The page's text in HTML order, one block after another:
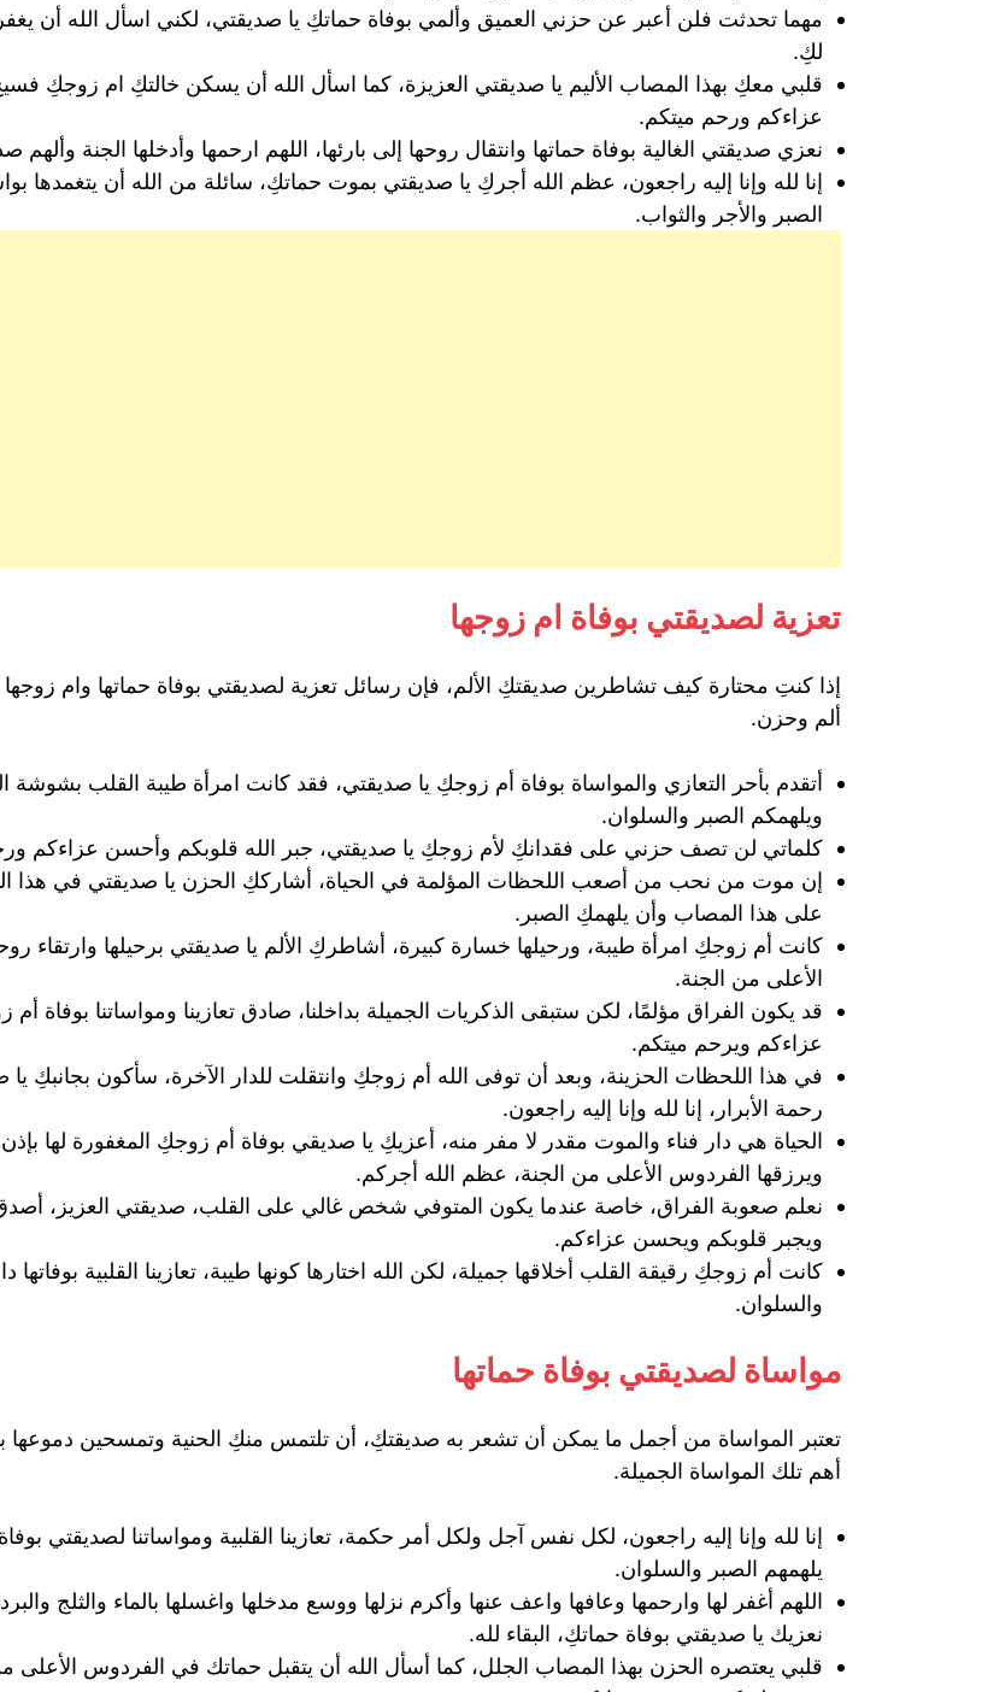
مهما تحدثت فلن أعبر عن حزني العميق وألمي بوفاة حماتكِ يا صديقتي، لكني اسأل الله أن
لكِ.
قلبي معكِ بهذا المصاب الأليم يا صديقتي العزيزة، كما اسأل الله أن يسكن خالتكِ ام زوجكِ
عزاءكم ورحم ميتكم.
نعزي صديقتي الغالية بوفاة حماتها وانتقال روحها إلى بارئها، اللهم ارحمها وأدخلها الجنة وألهم
إنا لله وإنا إليه راجعون، عظم الله أجركِ يا صديقتي بموت حماتكِ، سائلة من الله أن يتغمدها
الصبر والأجر والثواب.
تعزية لصديقتي بوفاة ام زوجها
إذا كنتِ محتارة كيف تشاطرين صديقتكِ الألم، فإن رسائل تعزية لصديقتي بوفاة حماتها وام
ألم وحزن.
أتقدم بأحر التعازي والمواساة بوفاة أم زوجكِ يا صديقتي، فقد كانت امرأة طيبة القلب
ويلهمكم الصبر والسلوان.
كلماتي لن تصف حزني على فقدانكِ لأم زوجكِ يا صديقتي، جبر الله قلوبكم وأحسن عزاءكم ورحم
إن موت من نحب من أصعب اللحظات المؤلمة في الحياة، أشارككِ الحزن يا صديقتي في هذا
على هذا المصاب وأن يلهمكِ الصبر.
كانت أم زوجكِ امرأة طيبة، ورحيلها خسارة كبيرة، أشاطركِ الألم يا صديقتي برحيلها وارتقاء
الأعلى من الجنة.
قد يكون الفراق مؤلمًا، لكن ستبقى الذكريات الجميلة بداخلنا، صادق تعازينا ومواساتنا
عزاءكم ويرحم ميتكم.
في هذا اللحظات الحزينة، وبعد أن توفى الله أم زوجكِ وانتقلت للدار الآخرة، سأكون بجانبكِ
رحمة الأبرار، إنا لله وإنا إليه راجعون.
الحياة هي دار فناء والموت مقدر لا مفر منه، أعزيكِ يا صديقي بوفاة أم زوجكِ المغفورة لها بإذن
ويرزقها الفردوس الأعلى من الجنة، عظم الله أجركم.
نعلم صعوبة الفراق، خاصة عندما يكون المتوفي شخص غالي على القلب، صديقتي العزيز، أصدق
ويجبر قلوبكم ويحسن عزاءكم.
كانت أم زوجكِ رقيقة القلب أخلاقها جميلة، لكن الله اختارها كونها طيبة، تعازينا القلبية
والسلوان.
مواساة لصديقتي بوفاة حماتها
تعتبر المواساة من أجمل ما يمكن أن تشعر به صديقتكِ، أن تلتمس منكِ الحنية وتمسحين دموعها
أهم تلك المواساة الجميلة.
إنا لله وإنا إليه راجعون، لكل نفس آجل ولكل أمر حكمة، تعازينا القلبية ومواساتنا لصديقتي
يلهمهم الصبر والسلوان.
اللهم أغفر لها وارحمها وعافها واعف عنها وأكرم نزلها ووسع مدخلها واغسلها بالماء والثلج
نعزيك يا صديقتي بوفاة حماتكِ، البقاء لله.
قلبي يعتصره الحزن بهذا المصاب الجلل، كما أسأل الله أن يتقبل حماتك في الفردوس الأعلى